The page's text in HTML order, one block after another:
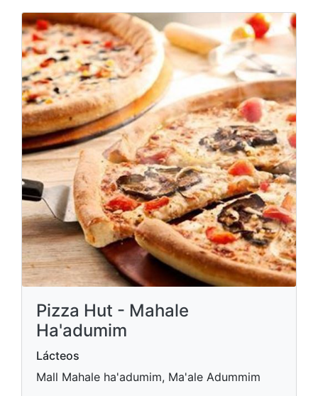
Pizza Hut - Mahale
Ha'adumim
Lácteos
Mall Mahale ha'adumim, Ma'ale Adummim